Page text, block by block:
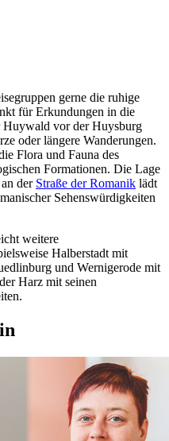
gerne die ruhige
für Erkundungen in die
Huywald vor der Huysburg
oder längere Wanderungen.
Flora und Fauna des
Formationen. Die Lage
der Straße der Romanik lädt
Sehenswürdigkeiten
weitere
Halberstadt mit
und Wernigerode mit
Harz mit seinen